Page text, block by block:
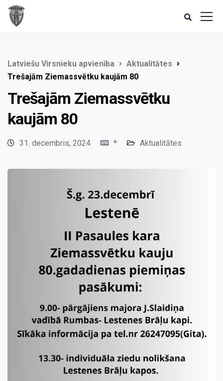
Latviešu Virsnieku apvienība
Aktualitātes
Trešajām Ziemassvētku kaujām 80
Trešajām Ziemassvētku
kaujām 80
31. decembris, 2024 * Aktualitātes